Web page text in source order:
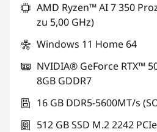
AMD Ryzen™ AI 7 350
zu 5,00 GHz)
Windows 11 Home 64
NVIDIA® GeForce RTX™
8GB GDDR7
16 GB DDR5-5600MT/s
512 GB SSD M.2 2242